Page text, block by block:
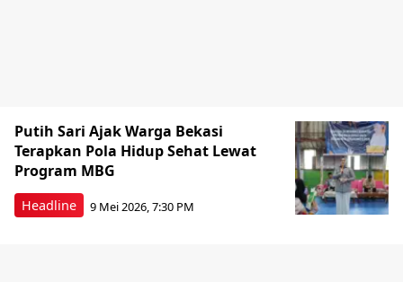
Headline
Putih Sari Ajak Warga Bekasi
Terapkan Pola Hidup Sehat Lewat
Program MBG
9 Mei 2026, 7:30 PM